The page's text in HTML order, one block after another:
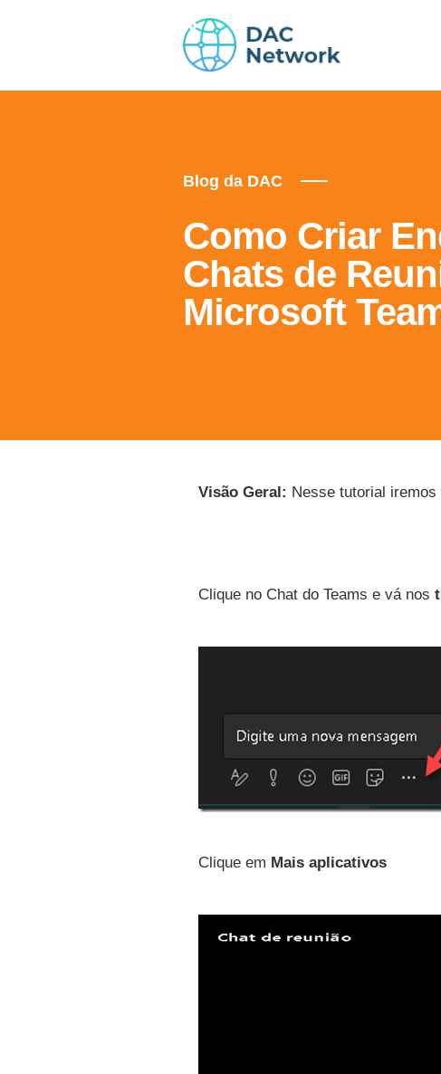
Blog da DAC
Como Criar
Chats de
Microsoft
Visão Geral: Nesse tutorial
Clique no Chat do Teams e vá nos
Clique em Mais aplicativos